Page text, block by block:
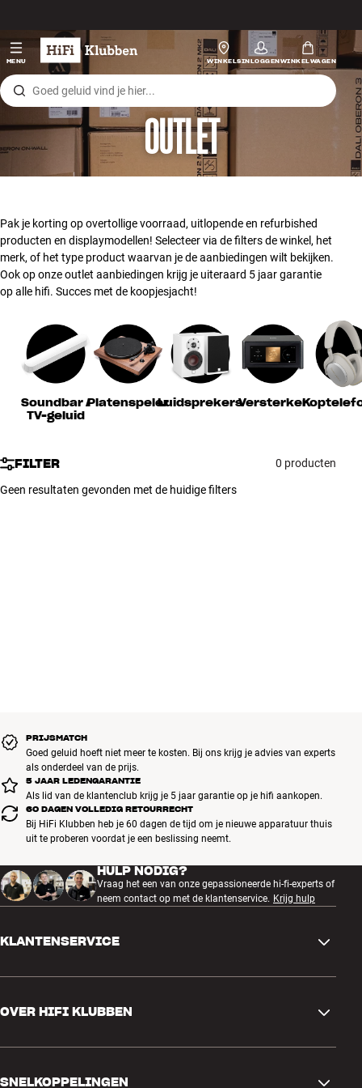
MENU WINKELSINLOGGENWINKELWAGEN
Hi-fi
Luidsprekers
Platenspeler
Koptelefoons
Surround
Tv
Systeem
Kabels
Accessoires
INSPIRATIE
MERKEN
NIEUW
OUTLET
Pak je korting op overtollige voorraad, uitlopende en refurbished
producten en displaymodellen! Selecteer via de filters de winkel, het
merk, of het type product waarvan je de aanbiedingen wilt bekijken.
Ook op onze outlet aanbiedingen krijg je uiteraard 5 jaar garantie
op alle hifi. Succes met de koopjesjacht!
Soundbar /
TV-geluid
PlatenspelerLuidsprekersVersterker
FILTER 0 producten
Geen resultaten gevonden met de huidige filters
PRIJSMATCH
Goed geluid hoeft niet meer te kosten. Bij ons krijg je advies van experts
als onderdeel van de prijs.
5 JAAR LEDENGARANTIE
Als lid van de klantenclub krijg je 5 jaar garantie op je hifi aankopen.
60 DAGEN VOLLEDIG RETOURRECHT
Bij HiFi Klubben heb je 60 dagen de tijd om je nieuwe apparatuur thuis
uit te proberen voordat je een beslissing neemt.
HULP NODIG?
Vraag het een van onze gepassioneerde hi-fi-experts of
neem contact op met de klantenservice. Krijg hulp
KLANTENSERVICE
Ruilen en retourneren
Bestelling herroepen
OVER HIFI KLUBBEN
SNELKOPPELINGEN